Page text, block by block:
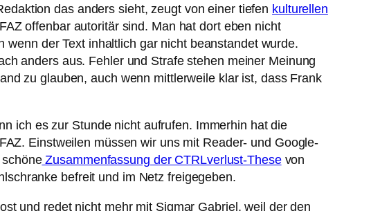
das anders sieht, zeugt von einer tiefen kulturellen
offenbar autoritär sind. Man hat dort eben nicht
der Text inhaltlich gar nicht beanstandet wurde.
anders aus. Fehler und Strafe stehen meiner Meinung
zu glauben, auch wenn mittlerweile klar ist, dass Frank
ich es zur Stunde nicht aufrufen. Immerhin hat die
Einstweilen müssen wir uns mit Reader- und Google-
Zusammenfassung der CTRLverlust-Thesevon
befreit und im Netz freigegeben.
und redet nicht mehr mit Sigmar Gabriel, weil der den